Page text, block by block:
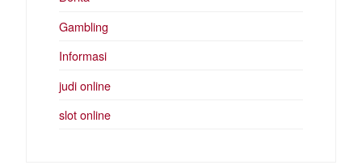
Gambling
Informasi
judi online
slot online